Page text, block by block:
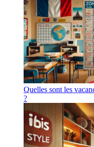
Quelles sont les
?